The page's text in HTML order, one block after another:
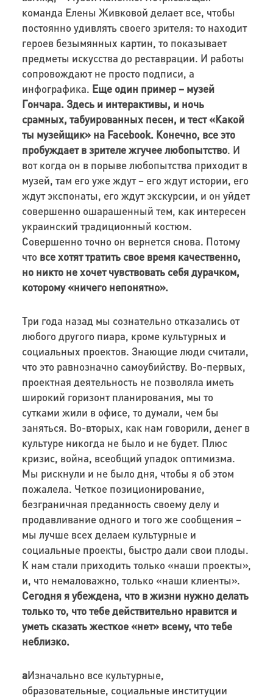
команда Елены Живковой делает все, чтобы
постоянно удивлять своего зрителя: то находит
героев безымянных картин, то показывает
предметы искусства до реставрации. И работы
сопровождают не просто подписи, а
инфографика. Еще один пример – музей
Гончара. Здесь и интерактивы, и ночь
срамных, табуированных песен, и тест «Какой
ты музейщик» на Facebook. Конечно, все это
пробуждает в зрителе жгучее любопытство. И
вот когда он в порыве любопытства приходит в
музей, там его уже ждут – его ждут истории, его
ждут экспонаты, его ждут экскурсии, и он уйдет
совершенно ошарашенный тем, как интересен
украинский традиционный костюм.
Совершенно точно он вернется снова. Потому
что все хотят тратить свое время качественно,
но никто не хочет чувствовать себя дурачком,
которому «ничего непонятно».
Три года назад мы сознательно отказались от
любого другого пиара, кроме культурных и
социальных проектов. Знающие люди считали,
что это равнозначно самоубийству. Во-первых,
проектная деятельность не позволяла иметь
широкий горизонт планирования, мы то
сутками жили в офисе, то думали, чем бы
заняться. Во-вторых, как нам говорили, денег в
культуре никогда не было и не будет. Плюс
кризис, война, всеобщий упадок оптимизма.
Мы рискнули и не было дня, чтобы я об этом
пожалела. Четкое позиционирование,
безграничная преданность своему делу и
продавливание одного и того же сообщения –
мы лучше всех делаем культурные и
социальные проекты, быстро дали свои плоды.
К нам стали приходить только «наши проекты»,
и, что немаловажно, только «наши клиенты».
Сегодня я убеждена, что в жизни нужно делать
только то, что тебе действительно нравится и
уметь сказать жесткое «нет» всему, что тебе
неблизко.
aИзначально все культурные,
образовательные, социальные институции